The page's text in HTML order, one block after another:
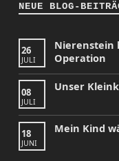
NEUE BLOG-
26
JULI
Nierenstein
Operation
08
JULI
Unser
18
JUNI
Mein Kind